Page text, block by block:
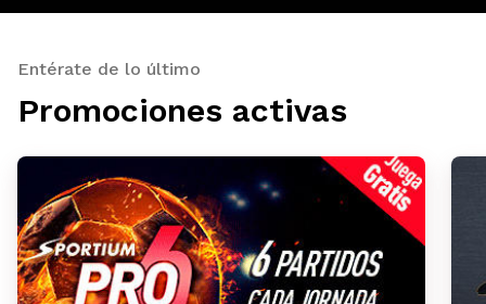
Entérate de lo último
Promociones activas